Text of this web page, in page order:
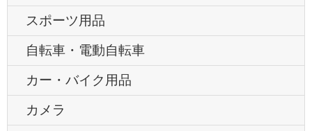
スポーツ用品
自転車・電動自転車
カー・バイク用品
カメラ